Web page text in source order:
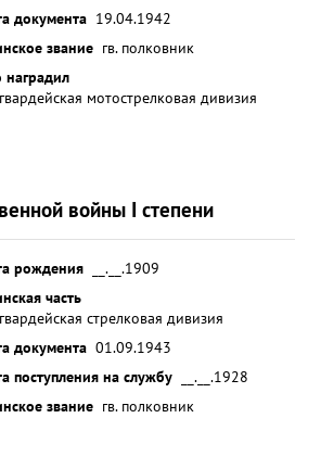
документа 19.04.1942
звание гв. полковник
наградил
мотострелковая дивизия
войны I степени
рождения
__.__.1909
часть
стрелковая дивизия
документа 01.09.1943
поступления на службу
__.__.1928
звание гв. полковник